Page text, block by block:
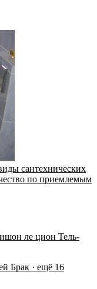
сантехнических
по приемлемым
ле цион Тель-
Брак · ещё 16